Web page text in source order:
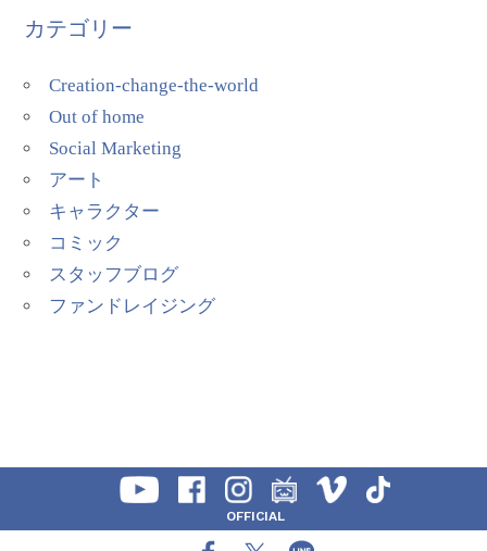
カテゴリー
Creation-change-the-world
Out of home
Social Marketing
アート
キャラクター
コミック
スタッフブログ
ファンドレイジング
OFFICIAL